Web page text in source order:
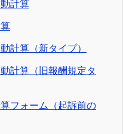
計算
計算（新タイプ）
計算（旧報酬規定タ
フォーム（起訴前の